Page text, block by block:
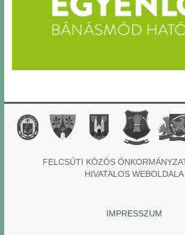
FELCSÚTI KÖZÖS
HIVATALOS WEBOLDALA
IMPRESSZUM